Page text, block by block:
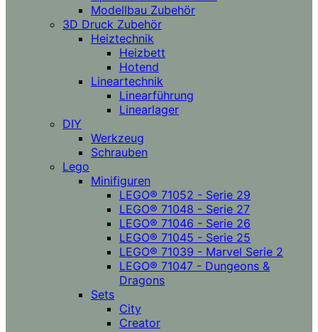
Modellbau Zubehör
3D Druck Zubehör
Heiztechnik
Heizbett
Hotend
Lineartechnik
Linearführung
Linearlager
DIY
Werkzeug
Schrauben
Lego
Minifiguren
LEGO® 71052 - Serie 29
LEGO® 71048 - Serie 27
LEGO® 71046 - Serie 26
LEGO® 71045 - Serie 25
LEGO® 71039 - Marvel Serie 2
LEGO® 71047 - Dungeons &
Dragons
Sets
City
Creator